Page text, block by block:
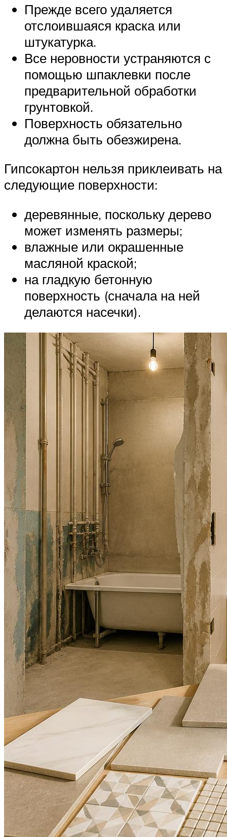
Прежде всего удаляется
отслоившаяся краска или
штукатурка.
Все неровности устраняются с
помощью шпаклевки после
предварительной обработки
грунтовкой.
Поверхность обязательно
должна быть обезжирена.
Гипсокартон нельзя приклеивать на
следующие поверхности:
деревянные, поскольку дерево
может изменять размеры;
влажные или окрашенные
масляной краской;
на гладкую бетонную
поверхность (сначала на ней
делаются насечки).